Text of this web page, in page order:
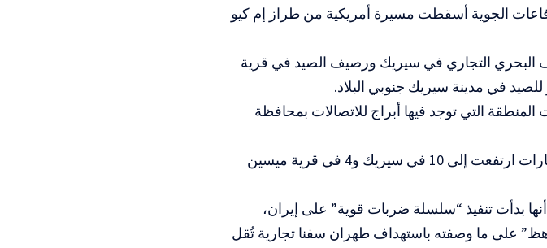
الجوية أسقطت مسيرة أمريكية من طراز إم كيو
البحري التجاري في سيريك ورصيف الصيد في قرية
في مدينة سيريك جنوبي البلاد.
التي توجد فيها أبراج للاتصالات بمحافظة
وأضافت وكالة فارس لاحقا أن حصيلة الانفجارات ارتفعت إلى 10 في سيريك و4 في قرية ميسين
أنها بدأت تنفيذ “سلسلة ضربات قوية” على إيران،
على ما وصفته باستهداف طهران سفنا تجارية تُقل